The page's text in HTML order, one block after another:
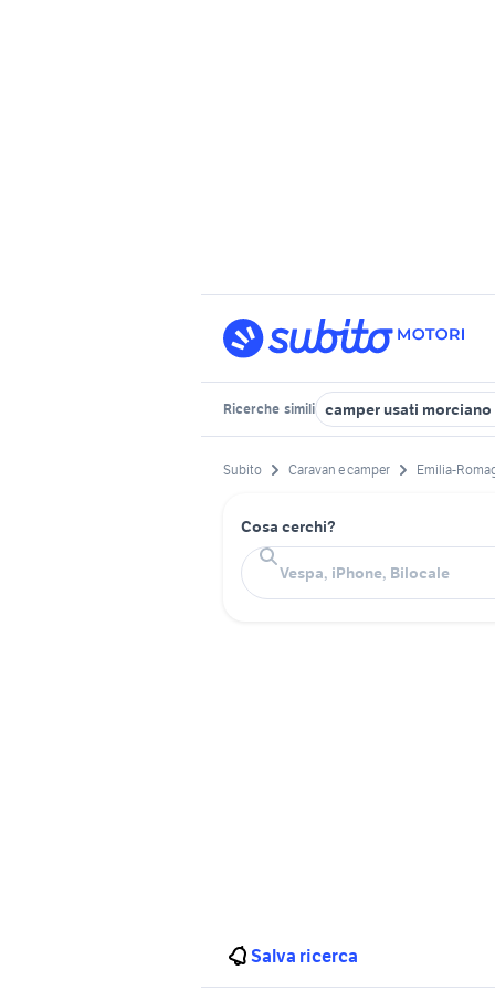
Ricerche simili camper usati
Subito Caravan e camper Emilia-
Cosa cerchi?
Salva ricerca